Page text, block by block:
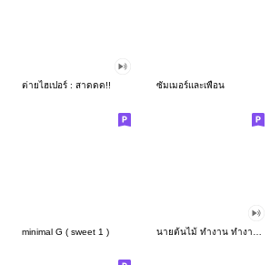
ต่ายไฮเปอร์ : สาดดด!! ซัมเมอร์และเพื่อน
minimal G ( sweet 1 )